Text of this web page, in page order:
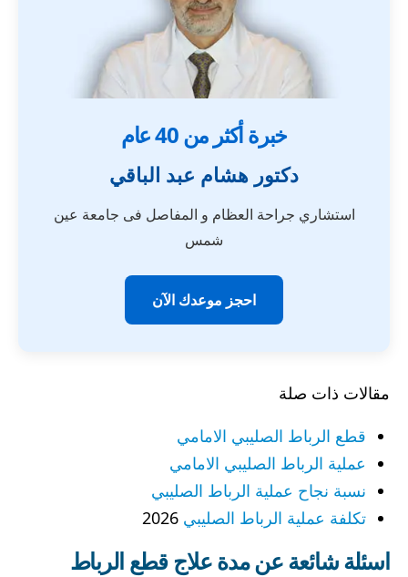
خبرة أكثر من 40 عام
دكتور هشام عبد الباقي
استشاري جراحة العظام و المفاصل فى جامعة عين
شمس
احجز موعدك الآن
مقالات ذات صلة
قطع الرباط الصليبي الامامي
عملية الرباط الصليبي الامامي
نسبة نجاح عملية الرباط الصليبي
تكلفة عملية الرباط الصليبي 2026
اسئلة شائعة عن مدة علاج قطع الرباط